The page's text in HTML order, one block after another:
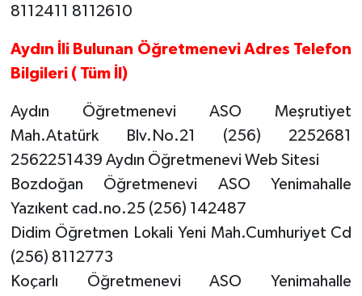
8112411 8112610
Aydın İli Bulunan Öğretmenevi Adres Telefon
Bilgileri ( Tüm İl)
Aydın Öğretmenevi ASO Meşrutiyet
Mah.Atatürk Blv.No.21 (256) 2252681
2562251439 Aydın Öğretmenevi Web Sitesi
Bozdoğan Öğretmenevi ASO Yenimahalle
Yazıkent cad.no.25 (256) 142487
Didim Öğretmen Lokali Yeni Mah.Cumhuriyet Cd
(256) 8112773
Koçarlı Öğretmenevi ASO Yenimahalle